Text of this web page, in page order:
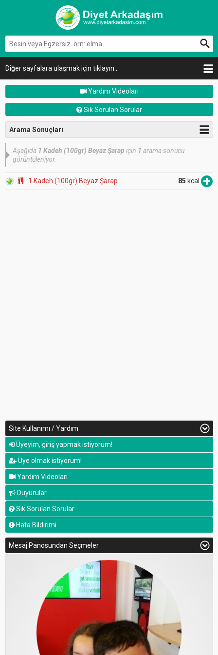
Diğer sayfalara ulaşmak için tıklayın...
Yardım Videoları
Sık Sorulan Sorular
Arama Sonuçları
Aşağıda 1 Kadeh (100gr) Beyaz Şarap için 1 arama sonucu
görüntüleniyor.
1 Kadeh (100gr) Beyaz Şarap 85 kcal
Site Kullanımı / Yardım
Üyeyim, giriş yapmak istiyorum!
Üye olmak istiyorum!
Yardım Videoları
Duyurular
Sık Sorulan Sorular
Hata Bildirimi
Mesaj Panosundan Seçmeler